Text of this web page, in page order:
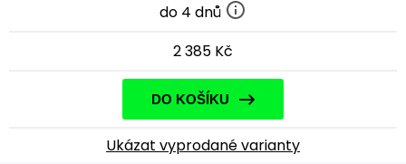
do 4 dnů
2 385 Kč
DO KOŠÍKU
Ukázat vyprodané varianty